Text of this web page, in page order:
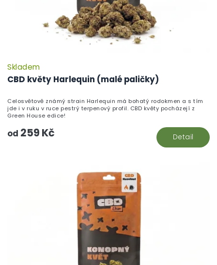
CBD květy Harlequin (malé paličky)
Skladem
od 259 Kč Detail
Celosvětově známý strain Harlequin má bohatý rodokmen a s tím
jde i v ruku v ruce pestrý terpenový profil. CBD květy pocházejí z
Green House edice!